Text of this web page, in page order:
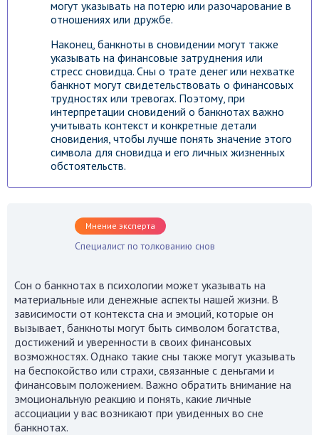
могут указывать на потерю или разочарование в
отношениях или дружбе.
Наконец, банкноты в сновидении могут также
указывать на финансовые затруднения или
стресс сновидца. Сны о трате денег или нехватке
банкнот могут свидетельствовать о финансовых
трудностях или тревогах. Поэтому, при
интерпретации сновидений о банкнотах важно
учитывать контекст и конкретные детали
сновидения, чтобы лучше понять значение этого
символа для сновидца и его личных жизненных
обстоятельств.
Мнение эксперта
Специалист по толкованию снов
Сон о банкнотах в психологии может указывать на
материальные или денежные аспекты нашей жизни. В
зависимости от контекста сна и эмоций, которые он
вызывает, банкноты могут быть символом богатства,
достижений и уверенности в своих финансовых
возможностях. Однако такие сны также могут указывать
на беспокойство или страхи, связанные с деньгами и
финансовым положением. Важно обратить внимание на
эмоциональную реакцию и понять, какие личные
ассоциации у вас возникают при увиденных во сне
банкнотах.